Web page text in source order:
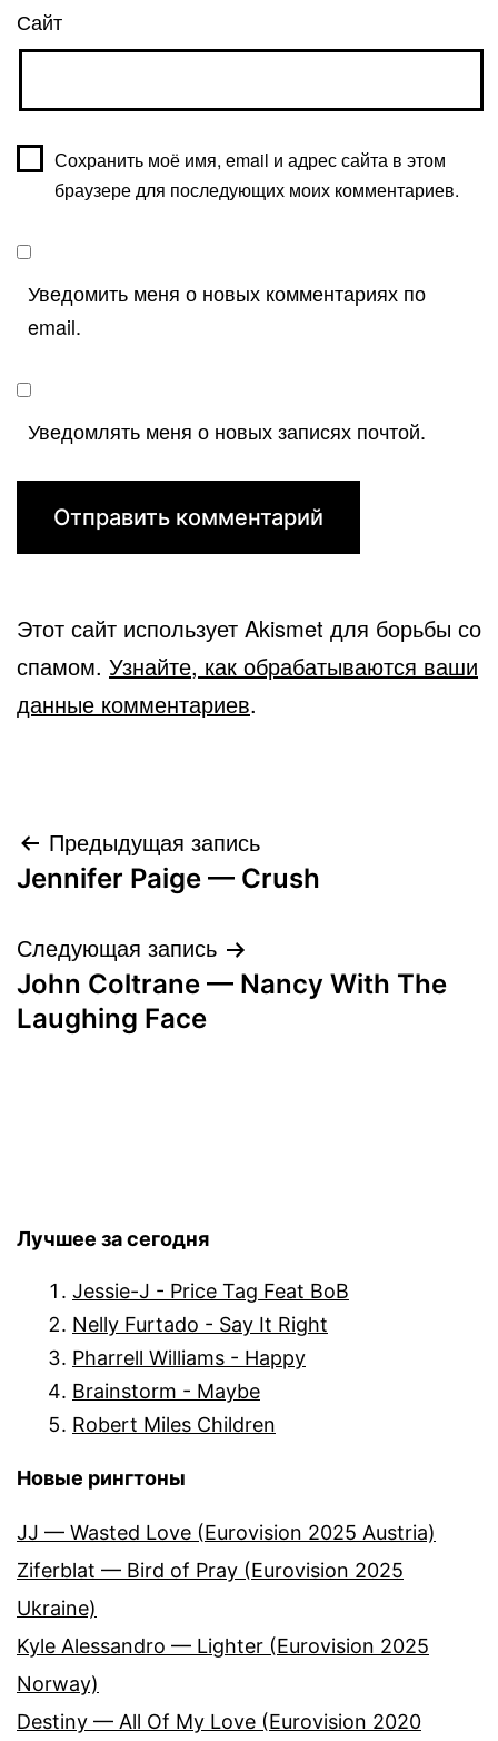
Сайт
Сохранить моё имя, email и адрес сайта в этом
браузере для последующих моих комментариев.
Уведомить меня о новых комментариях по
email.
Уведомлять меня о новых записях почтой.
Этот сайт использует Akismet для борьбы со
спамом. Узнайте, как обрабатываются ваши
данные комментариев.
Навигация
по
записям
Предыдущая запись
Jennifer Paige — Crush
Следующая запись
John Coltrane — Nancy With The
Laughing Face
Лучшее за сегодня
Jessie-J - Price Tag Feat BoB
Nelly Furtado - Say It Right
Pharrell Williams - Happy
Brainstorm - Maybe
Robert Miles Children
Новые рингтоны
JJ — Wasted Love (Eurovision 2025 Austria)
Ziferblat — Bird of Pray (Eurovision 2025
Ukraine)
Kyle Alessandro — Lighter (Eurovision 2025
Norway)
Destiny — All Of My Love (Eurovision 2020